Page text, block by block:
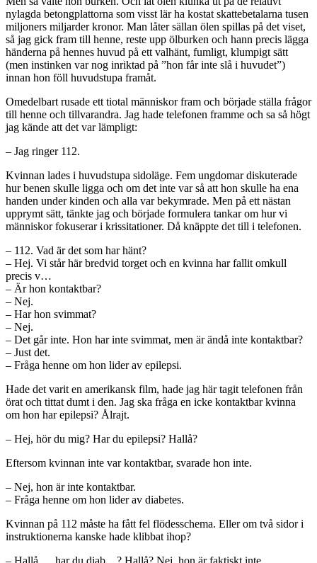
nylagda betongplattorna som visst lär ha kostat skattebetalarna tusen
miljoners miljarder kronor. Man låter sällan ölen spillas på det viset,
så jag gick fram till henne, reste upp ölburken och hann precis lägga
händerna på hennes huvud på ett valhänt, fumligt, klumpigt sätt
(men instinken var nog inriktad på ”hon får inte slå i huvudet”)
innan hon föll huvudstupa framåt.
Omedelbart rusade ett tiotal människor fram och började ställa frågor
till henne och tillvarandra. Jag hade telefonen framme och sa så högt
jag kände att det var lämpligt:
– Jag ringer 112.
Kvinnan lades i huvudstupa sidoläge. Fem ungdomar diskuterade
hur benen skulle ligga och om det inte var så att hon skulle ha ena
handen under kinden och alla var bekymrade. Men på ett nästan
upprymt sätt, tänkte jag och började formulera tankar om hur vi
människor fokuserar i krissitationer. Då knäppte det till i telefonen.
– 112. Vad är det som har hänt?
– Hej. Vi står här bredvid torget och en kvinna har fallit omkull
precis v…
– Är hon kontaktbar?
– Nej.
– Har hon svimmat?
– Nej.
– Det går inte. Hon har inte svimmat, men är ändå inte kontaktbar?
– Just det.
– Fråga henne om hon lider av epilepsi.
Hade det varit en amerikansk film, hade jag här tagit telefonen från
örat och tittat dumt i den. Jag ska fråga en icke kontaktbar kvinna
om hon har epilepsi? Ålrajt.
– Hej, hör du mig? Har du epilepsi? Hallå?
Eftersom kvinnan inte var kontaktbar, svarade hon inte.
– Nej, hon är inte kontaktbar.
– Fråga henne om hon lider av diabetes.
Kvinnan på 112 måste ha fått fel flödesschema. Eller om två sidor i
instruktionerna kanske hade klibbat ihop?
– Hallå … har du diab…? Hallå? Nej, hon är faktiskt inte